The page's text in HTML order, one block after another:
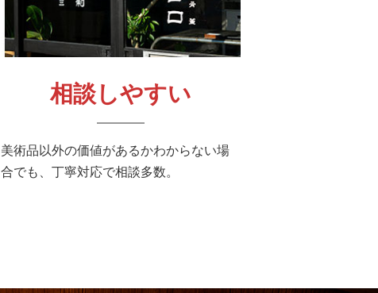
相談しやすい
美術品以外の価値があるかわからない場
合でも、丁寧対応で相談多数。